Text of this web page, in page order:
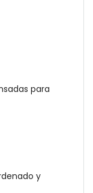
para
y